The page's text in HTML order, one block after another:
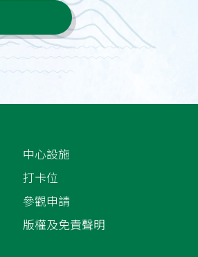
中心設施
打卡位
參觀申請
版權及免責聲明